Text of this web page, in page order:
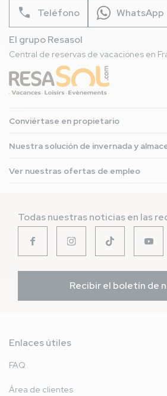
phone Teléfono WhatsApp
El grupo Resasol
Central de reservas de vacaciones en
Conviértase en propietario
Nuestra solución de invernada y
Ver nuestras ofertas de empleo
Todas nuestras noticias en las
Recibir el boletín de
Enlaces útiles
FAQ
Área de clientes